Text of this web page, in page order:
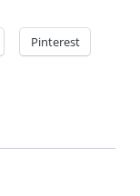
Pinterest